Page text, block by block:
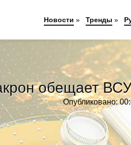
обещает
Опубликовано:
Новости » Тренды »